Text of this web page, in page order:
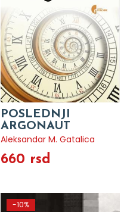
POSLEDNJI
ARGONAUT
Aleksandar M. Gatalica
660 rsd
-10%